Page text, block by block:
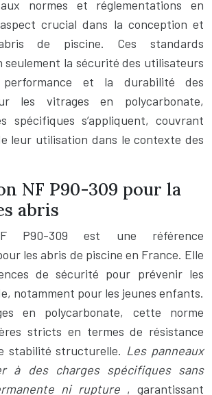
normes et réglementations en
crucial dans la conception et
de piscine. Ces standards
seulement la sécurité des utilisateurs
et la durabilité des
les vitrages en polycarbonate,
spécifiques s’appliquent, couvrant
leur utilisation dans le contexte des
NF P90-309 pour la
abris
P90-309 est une référence
les abris de piscine en France. Elle
de sécurité pour prévenir les
notamment pour les jeunes enfants.
en polycarbonate, cette norme
stricts en termes de résistance
stabilité structurelle. Les panneaux
à des charges spécifiques sans
ni rupture , garantissant